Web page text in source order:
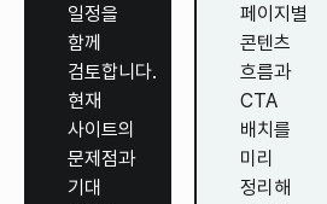
일정을
함께
검토합니다.
현재
사이트의
문제점과
기대
페이지별
콘텐츠
흐름과
CTA
배치를
미리
정리해